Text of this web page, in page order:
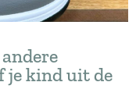
je kind uit de